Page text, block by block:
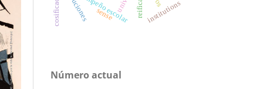
institutions
sense
Número actual